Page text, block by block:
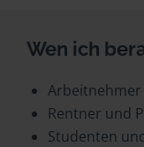
Wen ich
Rentner und
Studenten